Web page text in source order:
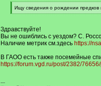
[
q
Ищу сведения о рождении предков
[
]
Здравствуйте!
Вы не ошиблись с уездом? С.
Наличие метрик см.здесь https://
В ГАОО есть также посемейные
https://forum.vgd.ru/post/2382/
---